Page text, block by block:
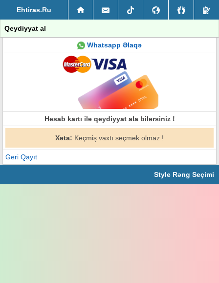
Ehtiras.Ru
Qeydiyyat al
Whatsapp Əlaqə
Hesab kartı ilə qeydiyyat ala bilərsiniz !
Xəta: Keçmiş vaxtı seçmek olmaz !
Geri Qayıt
Style Rəng Seçimi